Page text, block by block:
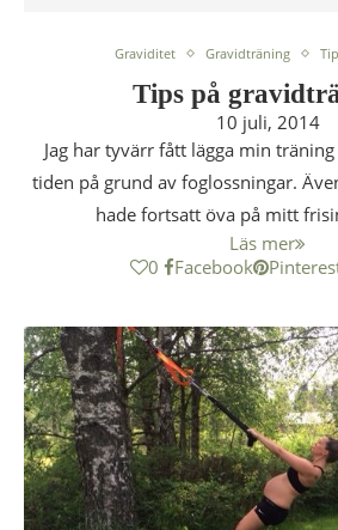
Graviditet Gravidträning
Tips på
10 juli, 2014
Jag har tyvärr fått lägga min
tiden på grund av foglossningar.
hade fortsatt öva på mitt
Läs mer
0
Facebook